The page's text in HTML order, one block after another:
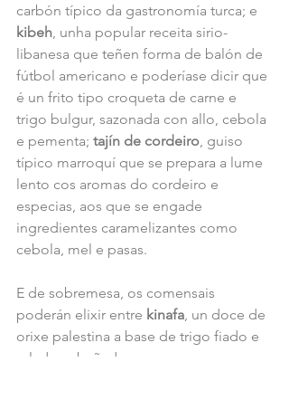
carbón típico da gastronomía turca; e
kibeh , unha popular receita sirio-
libanesa que teñen forma de balón de
fútbol americano e poderíase dicir que
é un frito tipo croqueta de carne e
trigo bulgur, sazonada con allo, cebola
e pementa; tajín de cordeiro , guiso
típico marroquí que se prepara a lume
lento cos aromas do cordeiro e
especias, aos que se engade
ingredientes caramelizantes como
cebola, mel e pasas.
E de sobremesa, os comensais
poderán elixir entre kinafa , un doce de
orixe palestina a base de trigo fiado e
relado, e bañado en pasas, noces e